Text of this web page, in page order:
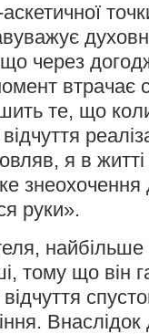
через
втрачає
те, що
я в
знеохочення
руки».
найбільше
тому що він
Внаслідок